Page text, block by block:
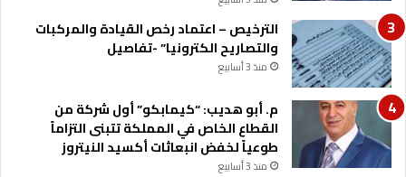
ت
ا
ل
م
ت
ح
د
س
الترخيص – اعتماد رخص القيادة والمركبات
والتصاريح الكترونيا” -تفاصيل
منذ 3 أسابيع
م. أبو هديب: “كيمابكو” أول شركة من
القطاع الخاص في المملكة تتبنى التزاماً
طوعياً لخفض انبعاثات أكسيد النيتروز
منذ 3 أسابيع